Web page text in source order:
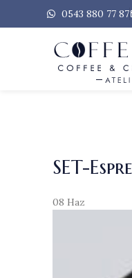
0543 880 77 87
SET-
08 Haz